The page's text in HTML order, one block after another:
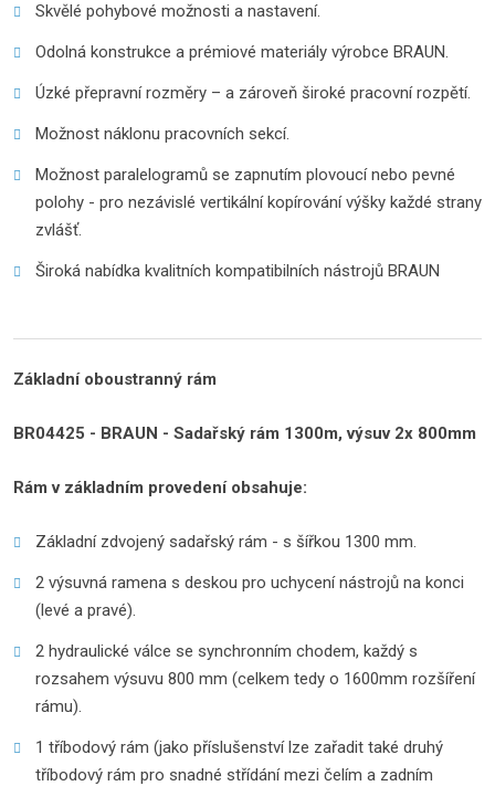
Skvělé pohybové možnosti a nastavení.
Odolná konstrukce a prémiové materiály výrobce BRAUN.
Úzké přepravní rozměry – a zároveň široké pracovní rozpětí.
Možnost náklonu pracovních sekcí.
Možnost paralelogramů se zapnutím plovoucí nebo pevné
polohy - pro nezávislé vertikální kopírování výšky každé strany
zvlášť.
Široká nabídka kvalitních kompatibilních nástrojů BRAUN
Základní oboustranný rám
BR04425 - BRAUN - Sadařský rám 1300m, výsuv 2x 800mm
Rám v základním provedení obsahuje:
Základní zdvojený sadařský rám - s šířkou 1300 mm.
2 výsuvná ramena s deskou pro uchycení nástrojů na konci
(levé a pravé).
2 hydraulické válce se synchronním chodem, každý s
rozsahem výsuvu 800 mm (celkem tedy o 1600mm rozšíření
rámu).
1 tříbodový rám (jako příslušenství lze zařadit také druhý
tříbodový rám pro snadné střídání mezi čelím a zadním